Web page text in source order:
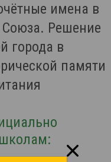
имена в
Союза. Решение
города в
памяти